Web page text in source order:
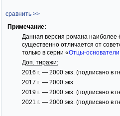
сравнить >>
Примечание:
Данная версия романа наиболее
существенно отличается от
только в серии «Отцы-основатели
Доп. тиражи:
2016 г. — 2000 экз. (подписано в
2017 г. — 2000 экз.
2019 г. — 2000 экз. (подписано в
2021 г. — 2000 экз. (подписано в